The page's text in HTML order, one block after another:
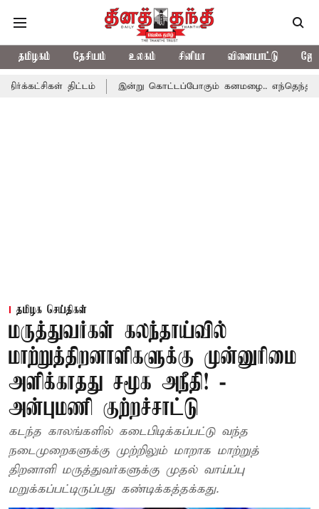
தமிழகம் தேசியம் உலகம் சினிமா விளையாட்டு
திட்டம் இன்று கொட்டப்போகும் கனமழை.. எந்தெந்த மாவட்டங்களில்
தமிழக செய்திகள்
மருத்துவர்கள் கலந்தாய்வில்
மாற்றுத்திறனாளிகளுக்கு முன்னுரிமை
அளிக்காதது சமூக அநீதி! -
அன்புமணி குற்றச்சாட்டு
கடந்த காலங்களில் கடைபிடிக்கப்பட்டு வந்த
நடைமுறைகளுக்கு முற்றிலும் மாறாக மாற்றுத்
திறனாளி மருத்துவர்களுக்கு முதல் வாய்ப்பு
மறுக்கப்பட்டிருப்பது கண்டிக்கத்தக்கது.